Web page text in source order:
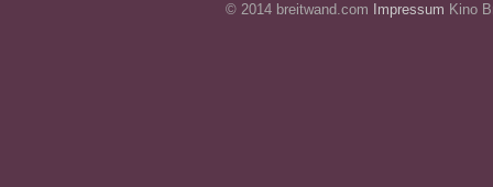
© 2014 breitwand.com Impressum Kino